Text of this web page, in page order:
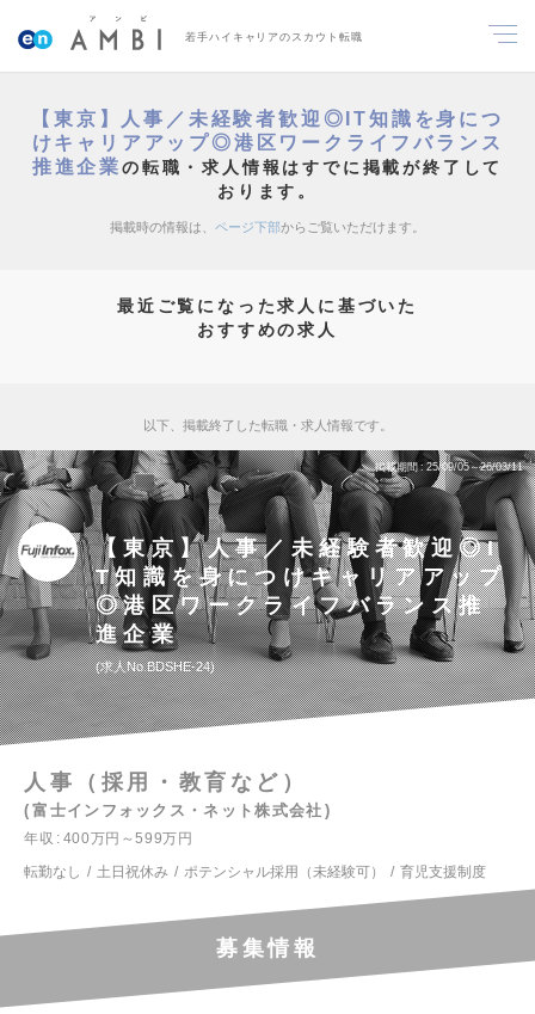
若手ハイキャリアのスカウト転職
【東京】人事／未経験者歓迎◎IT知識を身につ
けキャリアアップ◎港区ワークライフバランス
推進企業の転職・求人情報はすでに掲載が終了して
おります。
掲載時の情報は、 ページ下部からご覧いただけます。
最近ご覧になった求人に基づいた
おすすめの求人
以下、掲載終了した転職・求人情報です。
掲載期間 25/09/05～26/03/11
【東京】人事／未経験者歓迎◎I
T知識を身につけキャリアアップ
◎港区ワークライフバランス推
進企業
求人No.BDSHE-24
人事（採用・教育など）
富士インフォックス・ネット株式会社
年収
400万円～599万円
転勤なし
土日祝休み ポテンシャル採用（未経験可） 育児支援制度
募集情報